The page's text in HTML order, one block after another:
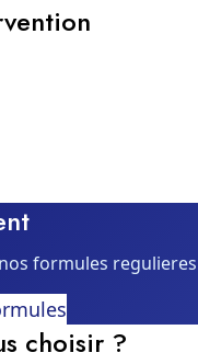
formules regulieres
choisir ?